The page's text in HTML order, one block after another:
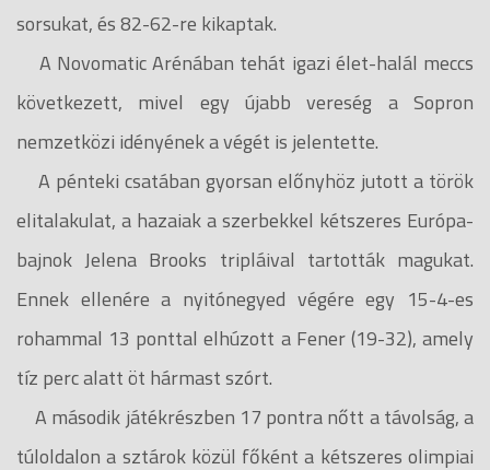
sorsukat, és 82-62-re kikaptak.
A Novomatic Arénában tehát igazi élet-halál meccs
következett, mivel egy újabb vereség a Sopron
nemzetközi idényének a végét is jelentette.
A pénteki csatában gyorsan előnyhöz jutott a török
elitalakulat, a hazaiak a szerbekkel kétszeres Európa-
bajnok Jelena Brooks tripláival tartották magukat.
Ennek ellenére a nyitónegyed végére egy 15-4-es
rohammal 13 ponttal elhúzott a Fener (19-32), amely
tíz perc alatt öt hármast szórt.
A második játékrészben 17 pontra nőtt a távolság, a
túloldalon a sztárok közül főként a kétszeres olimpiai